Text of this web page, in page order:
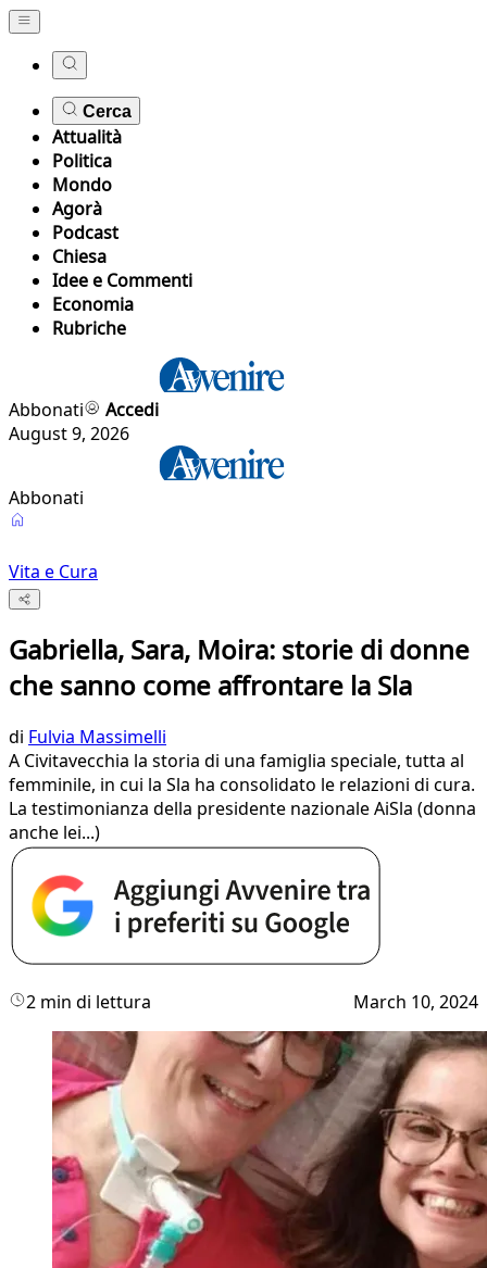
Cerca
Attualità
Politica
Mondo
Agorà
Podcast
Chiesa
Idee e Commenti
Economia
Rubriche
Abbonati
Accedi
August 9, 2026
Abbonati
Vita e Cura
Gabriella, Sara, Moira: storie di donne
che sanno come affrontare la Sla
di Fulvia Massimelli
A Civitavecchia la storia di una famiglia speciale, tutta al
femminile, in cui la Sla ha consolidato le relazioni di cura.
La testimonianza della presidente nazionale AiSla (donna
anche lei...)
2 min di lettura March 10, 2024